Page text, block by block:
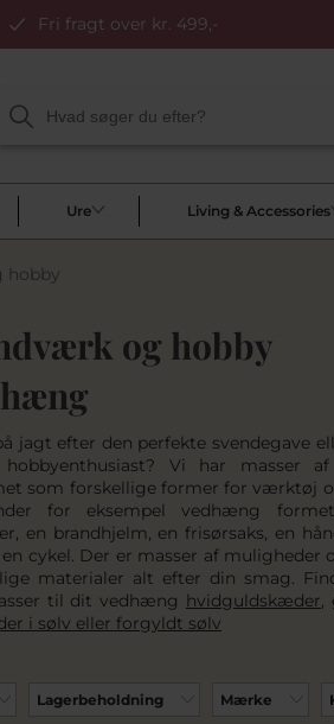
Fri fragt over kr. 499,-
Ure Living & Accessories
hobby
og hobby
jagt efter den perfekte svendegave
Vi har masser
som forskellige former for værktøj
for eksempel vedhæng
en brandhjelm, en frisørsaks, en
cykel. Der er masser af muligheder
materialer alt efter din smag.
til dit vedhæng hvidguldskæder,
i sølv eller forgyldt sølv
Lagerbeholdning Mærke